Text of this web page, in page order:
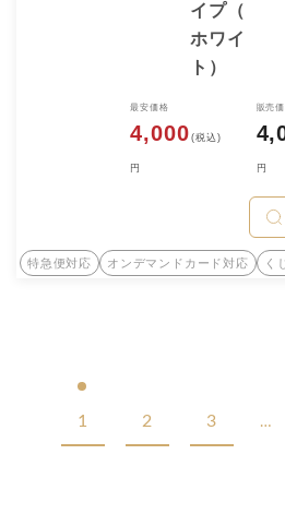
イプ（
ホワイ
ト）
最安価格
4,000 (税込)
円
販売
円
特急便対応 オンデマンドカード対応 く
1 2 3 …